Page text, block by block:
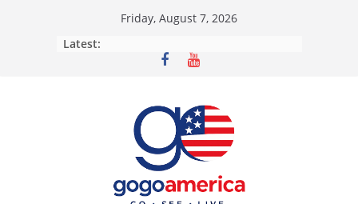
Friday, August 7, 2026
Latest: